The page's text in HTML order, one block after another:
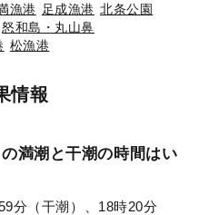
漁港 足成漁港 北条公園
怒和島・丸山鼻
松漁港
情報
満潮と干潮の時間はい
分（干潮）、18時20分